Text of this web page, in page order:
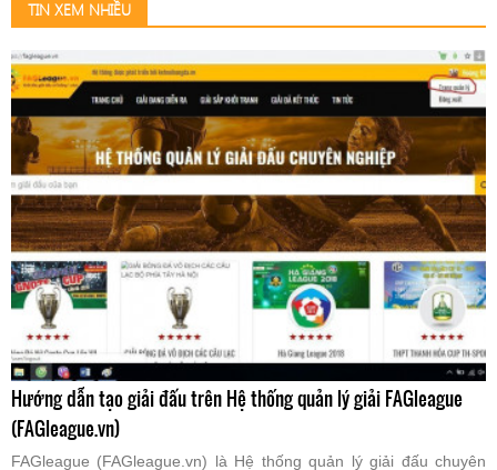
TIN XEM NHIỀU
Hướng dẫn tạo giải đấu trên Hệ thống quản lý giải FAGleague
(FAGleague.vn)
FAGleague (FAGleague.vn) là Hệ thống quản lý giải đấu chuyên